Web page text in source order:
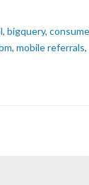
, bigquery,
, mobile referrals,